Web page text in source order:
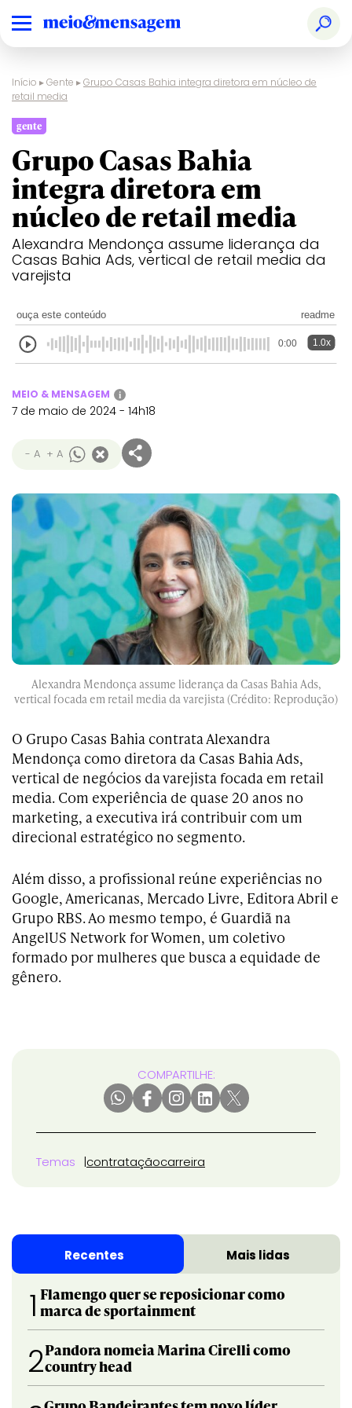
Início ▸Gente ▸Grupo Casas Bahia integra diretora em núcleo de
retail media
gente
Grupo Casas Bahia
integra diretora em
núcleo de retail media
Alexandra Mendonça assume liderança da
Casas Bahia Ads, vertical de retail media da
varejista
ouça este conteúdo readme
0:00 1.0x
MEIO & MENSAGEM i
7 de maio de 2024 - 14h18
- A + A
Alexandra Mendonça assume liderança da Casas Bahia Ads,
vertical focada em retail media da varejista (Crédito: Reprodução)
O Grupo Casas Bahia contrata Alexandra
Mendonça como diretora da Casas Bahia Ads,
vertical de negócios da varejista focada em retail
media. Com experiência de quase 20 anos no
marketing, a executiva irá contribuir com um
direcional estratégico no segmento.
Além disso, a profissional reúne experiências no
Google, Americanas, Mercado Livre, Editora Abril e
Grupo RBS. Ao mesmo tempo, é Guardiã na
AngelUS Network for Women, um coletivo
formado por mulheres que busca a equidade de
gênero.
COMPARTILHE:
Temas contrataçãocarreira
Recentes Mais lidas
1 Flamengo quer se reposicionar como
marca de sportainment
2Pandora nomeia Marina Cirelli como
country head